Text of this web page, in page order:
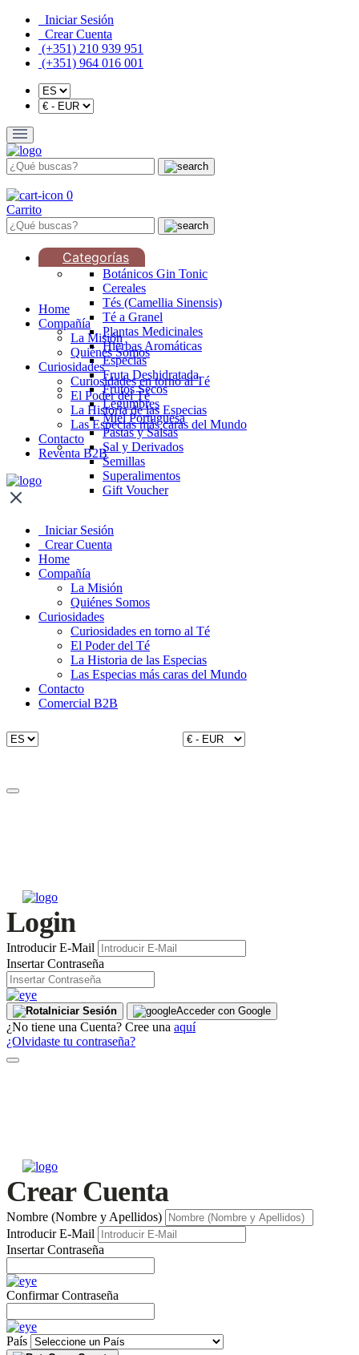
Iniciar Sesión
Crear Cuenta
(+351) 210 939 951
(+351) 964 016 001
0
Carrito
Categorías
Botánicos Gin Tonic
Cereales
Tés (Camellia Sinensis)
Té a Granel
Plantas Medicinales
Hierbas Aromáticas
Especias
Fruta Deshidratada
Frutos Secos
Legumbres
Miel Portuguesa
Pastas y Salsas
Sal y Derivados
Semillas
Superalimentos
Gift Voucher
Home
Compañía
La Misión
Quiénes Somos
Curiosidades
Curiosidades en torno al Té
El Poder del Té
La Historia de las Especias
Las Especias más caras del Mundo
Contacto
Reventa B2B
Iniciar Sesión
Crear Cuenta
Home
Compañía
La Misión
Quiénes Somos
Curiosidades
Curiosidades en torno al Té
El Poder del Té
La Historia de las Especias
Las Especias más caras del Mundo
Contacto
Comercial B2B
Login
Introducir E-Mail
Insertar Contraseña
Iniciar Sesión Acceder con Google
¿No tiene una Cuenta? Cree una aquí
¿Olvidaste tu contraseña?
Crear Cuenta
Nombre (Nombre y Apellidos)
Introducir E-Mail
Insertar Contraseña
Confirmar Contraseña
País